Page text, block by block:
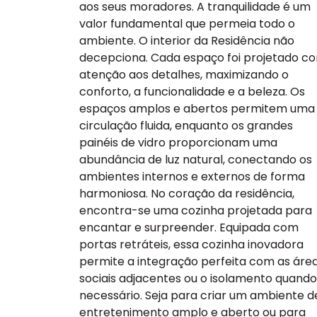
aos seus moradores. A tranquilidade é um
valor fundamental que permeia todo o
ambiente. O interior da Residência não
decepciona. Cada espaço foi projetado
atenção aos detalhes, maximizando o
conforto, a funcionalidade e a beleza. Os
espaços amplos e abertos permitem uma
circulação fluida, enquanto os grandes
painéis de vidro proporcionam uma
abundância de luz natural, conectando os
ambientes internos e externos de forma
harmoniosa. No coração da residência,
encontra-se uma cozinha projetada para
encantar e surpreender. Equipada com
portas retráteis, essa cozinha inovadora
permite a integração perfeita com as
sociais adjacentes ou o isolamento quando
necessário. Seja para criar um ambiente
entretenimento amplo e aberto ou para